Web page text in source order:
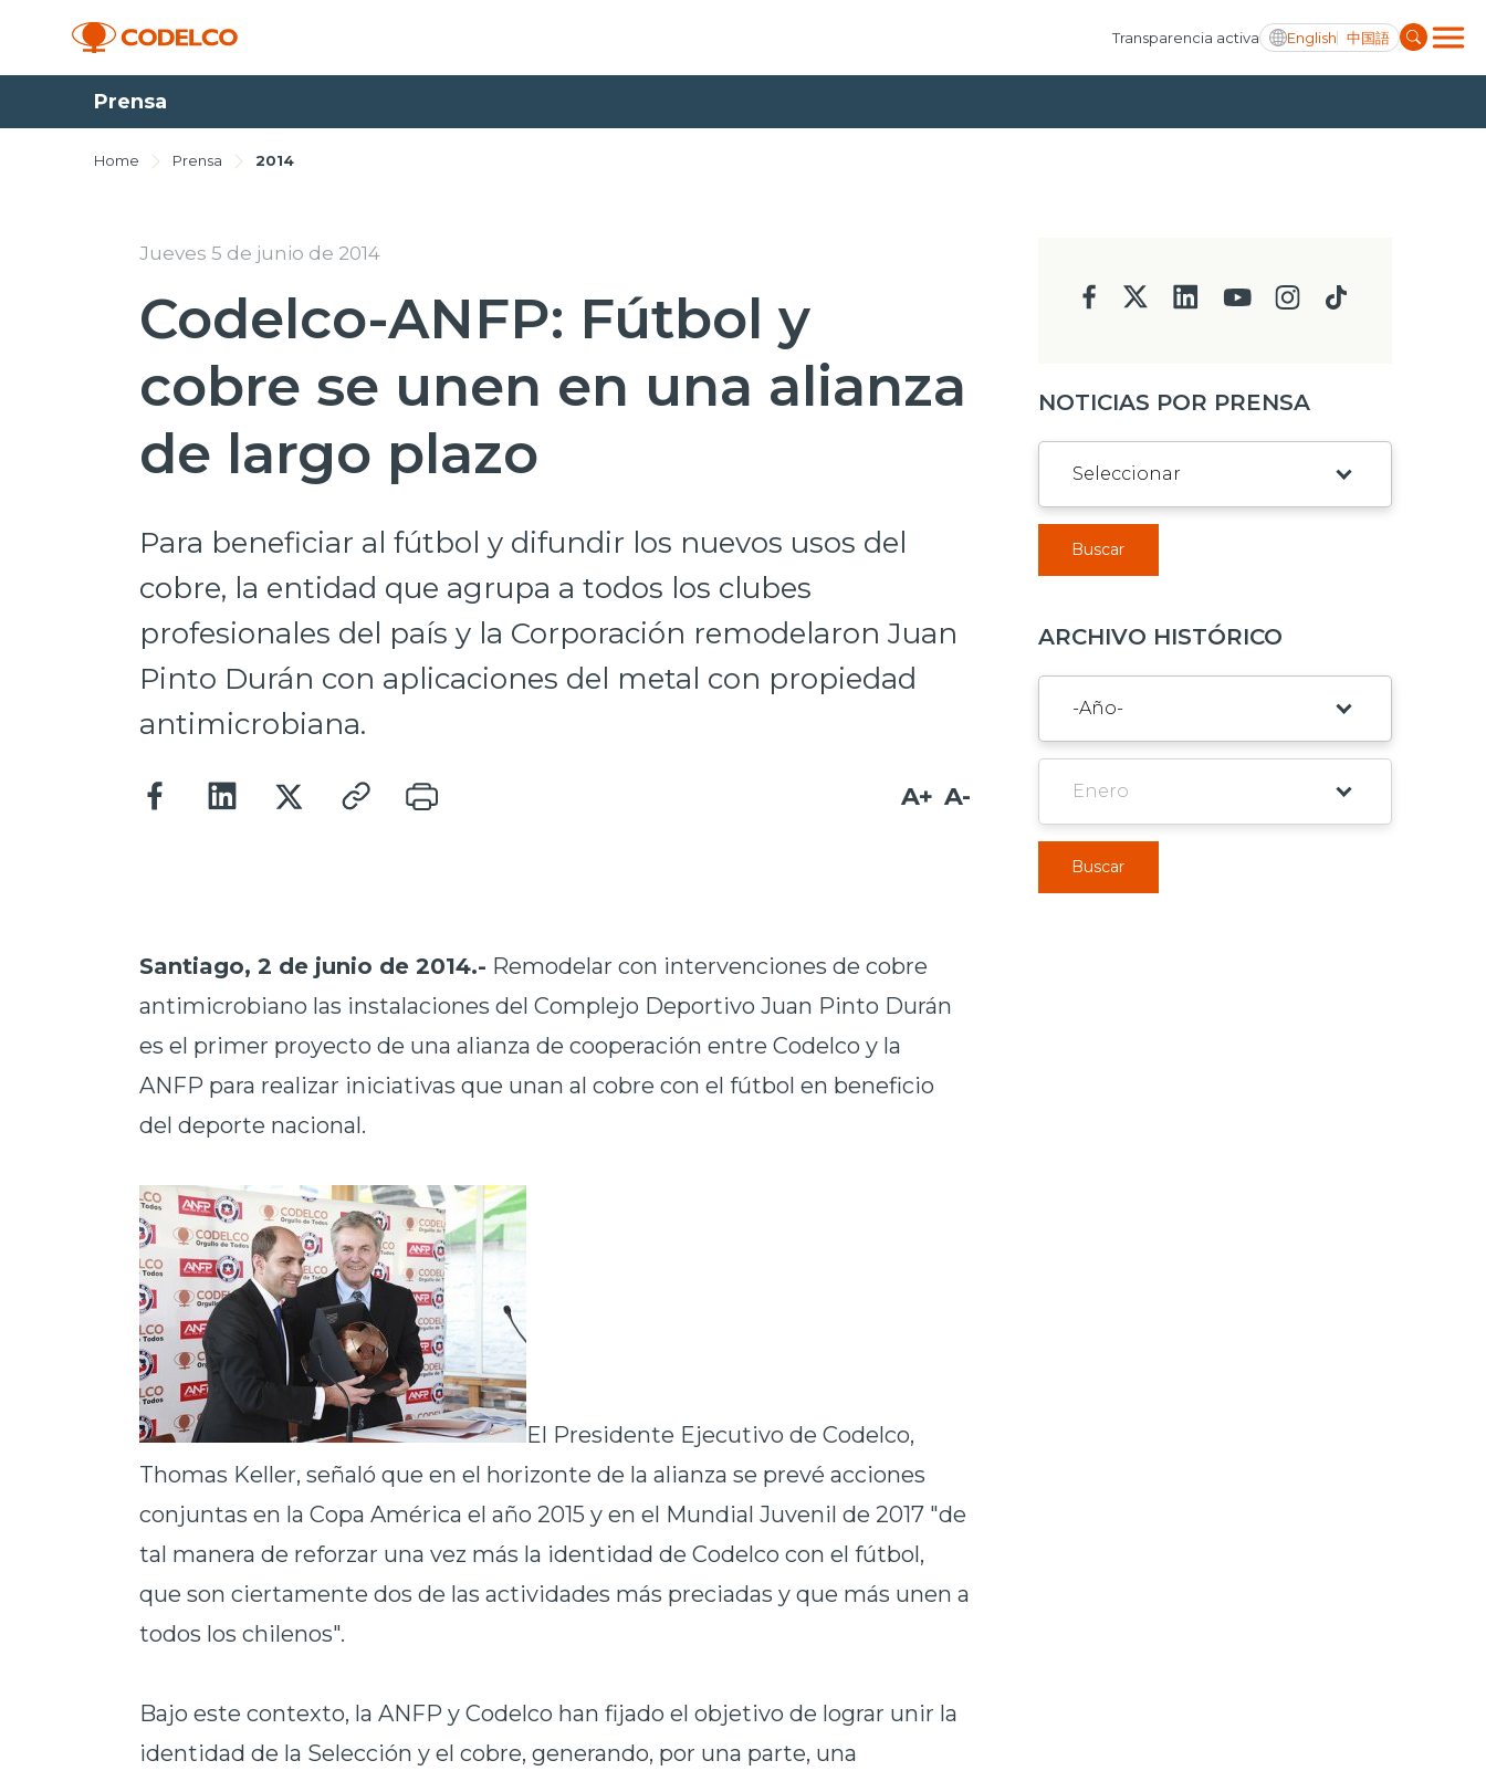
Transparencia activa English 中国語
Prensa
Home Prensa 2014
Jueves 5 de junio de 2014
Codelco-ANFP: Fútbol y
cobre se unen en una alianza
de largo plazo
Para beneficiar al fútbol y difundir los nuevos usos del
cobre, la entidad que agrupa a todos los clubes
profesionales del país y la Corporación remodelaron Juan
Pinto Durán con aplicaciones del metal con propiedad
antimicrobiana.
A+ A-
Santiago, 2 de junio de 2014.- Remodelar con intervenciones de cobre
antimicrobiano las instalaciones del Complejo Deportivo Juan Pinto Durán
es el primer proyecto de una alianza de cooperación entre Codelco y la
ANFP para realizar iniciativas que unan al cobre con el fútbol en beneficio
del deporte nacional.
El Presidente Ejecutivo de Codelco,
Thomas Keller, señaló que en el horizonte de la alianza se prevé acciones
conjuntas en la Copa América el año 2015 y en el Mundial Juvenil de 2017 "de
tal manera de reforzar una vez más la identidad de Codelco con el fútbol,
que son ciertamente dos de las actividades más preciadas y que más unen a
todos los chilenos".
Bajo este contexto, la ANFP y Codelco han fijado el objetivo de lograr unir la
identidad de la Selección y el cobre, generando, por una parte, una
NOTICIAS POR PRENSA
Buscar
ARCHIVO HISTÓRICO
Buscar